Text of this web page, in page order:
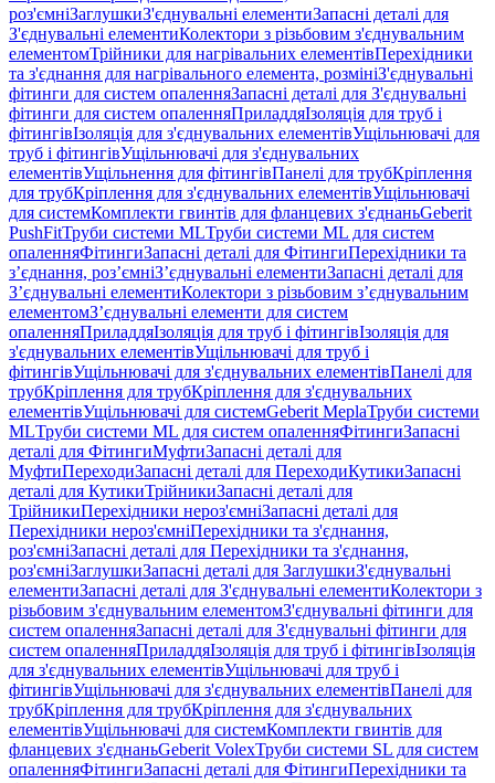
роз'ємніЗаглушкиЗ'єднувальні елементиЗапасні деталі для
З'єднувальні елементиКолектори з різьбовим з'єднувальним
елементомТрійники для нагрівальних елементівПерехідники
та з'єднання для нагрівального елемента, розмініЗ'єднувальні
фітинги для систем опаленняЗапасні деталі для З'єднувальні
фітинги для систем опаленняПриладдяІзоляція для труб і
фітингівІзоляція для з'єднувальних елементівУщільнювачі для
труб і фітингівУщільнювачі для з'єднувальних
елементівУщільнення для фітингівПанелі для трубКріплення
для трубКріплення для з'єднувальних елементівУщільнювачі
для системКомплекти гвинтів для фланцевих з'єднаньGeberit
PushFitТруби системи MLТруби системи ML для систем
опаленняФітингиЗапасні деталі для ФітингиПерехідники та
з’єднання, роз’ємніЗ’єднувальні елементиЗапасні деталі для
З’єднувальні елементиКолектори з різьбовим з’єднувальним
елементомЗ’єднувальні елементи для систем
опаленняПриладдяІзоляція для труб і фітингівІзоляція для
з'єднувальних елементівУщільнювачі для труб і
фітингівУщільнювачі для з'єднувальних елементівПанелі для
трубКріплення для трубКріплення для з'єднувальних
елементівУщільнювачі для системGeberit MeplaТруби системи
MLТруби системи ML для систем опаленняФітингиЗапасні
деталі для ФітингиМуфтиЗапасні деталі для
МуфтиПереходиЗапасні деталі для ПереходиКутикиЗапасні
деталі для КутикиТрійникиЗапасні деталі для
ТрійникиПерехідники нероз'ємніЗапасні деталі для
Перехідники нероз'ємніПерехідники та з'єднання,
роз'ємніЗапасні деталі для Перехідники та з'єднання,
роз'ємніЗаглушкиЗапасні деталі для ЗаглушкиЗ'єднувальні
елементиЗапасні деталі для З'єднувальні елементиКолектори з
різьбовим з'єднувальним елементомЗ'єднувальні фітинги для
систем опаленняЗапасні деталі для З'єднувальні фітинги для
систем опаленняПриладдяІзоляція для труб і фітингівІзоляція
для з'єднувальних елементівУщільнювачі для труб і
фітингівУщільнювачі для з'єднувальних елементівПанелі для
трубКріплення для трубКріплення для з'єднувальних
елементівУщільнювачі для системКомплекти гвинтів для
фланцевих з'єднаньGeberit VolexТруби системи SL для систем
опаленняФітингиЗапасні деталі для ФітингиПерехідники та